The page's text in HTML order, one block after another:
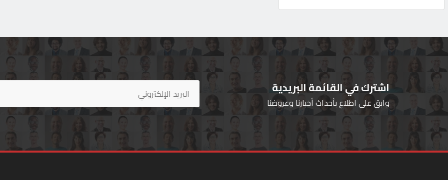
اشترك في القائمة البريدية
وابق على اطلاع بأحداث أخبارنا وعروضنا